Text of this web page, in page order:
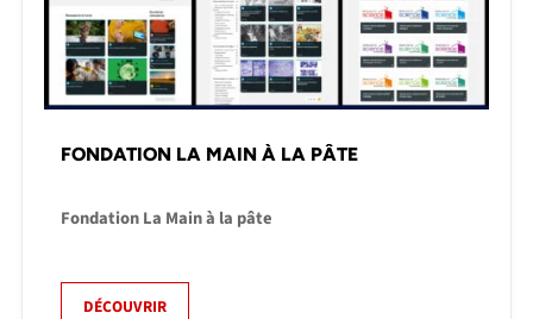
FONDATION LA MAIN À LA PÂTE
Fondation La Main à la pâte
DÉCOUVRIR